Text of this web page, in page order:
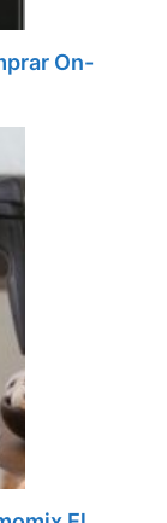
On-